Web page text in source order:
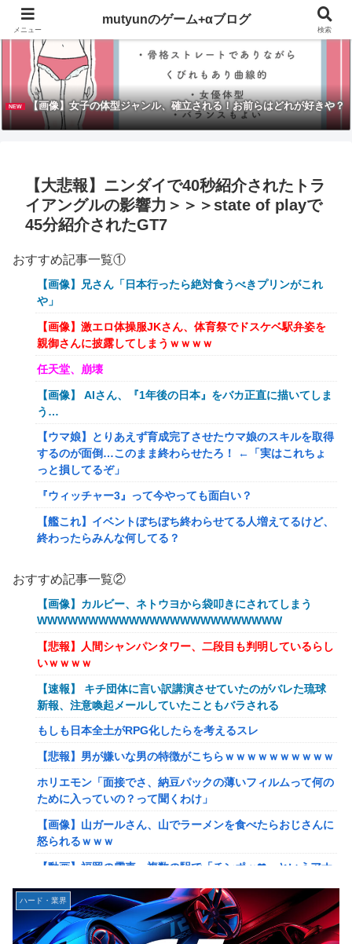
NEW 【画像】女子の体型ジャンル、確立される！お前らはどれが好きや？
【大悲報】ニンダイで40秒紹介されたトラ
イアングルの影響力＞＞＞state of playで
45分紹介されたGT7
おすすめ記事一覧①
【画像】兄さん「日本行ったら絶対食うべきプリンがこれ
や」
【画像】激エロ体操服JKさん、体育祭でドスケベ駅弁姿を
親御さんに披露してしまうｗｗｗｗ
任天堂、崩壊
【画像】 AIさん、『1年後の日本』をバカ正直に描いてしま
う…
【ウマ娘】とりあえず育成完了させたウマ娘のスキルを取得
するのが面倒…このまま終わらせたろ！ ←「実はこれちょ
っと損してるぞ」
『ウィッチャー3』って今やっても面白い？
【艦これ】イベントぼちぼち終わらせてる人増えてるけど、
終わったらみんな何してる？
【艦これ】けーかいじん 他
【艦これ】水着川内さん 他
洋服の青山、空調ウェアを発売ｗｗｗｗｗｗ
女「43億円注文して………キャンセルっと！」←こいつの目
的
【驚愕】マチアプで会った外国人からまさかの『こう』言わ
れたんやがこれワイ詰みか？？？？？？？
【動画】手術中に熊本地震直撃やばすぎる
避難所にベッドがない！と文句たらたらだった左派、実際に
避難所にベッドが搬入されてしまった結果……
『ドラクエの面白さのピークははがねのつるぎ買った時』←
これ
【韓日共同調査】「日本に良い印象」の韓国人54.3％ 13年
【スト6】竹内ジョン選手「どう考えても調整の時期がおか
しい。大会の真っただ中にコンセプトが変わるほどの調整、
大会が終わった後は微調整。趣旨が一貫してない」
おすすめ記事一覧②
【画像】カルビー、ネトウヨから袋叩きにされてしまう
WWWWWWWWWWWWWWWWWWWWWWWW
【悲報】人間シャンパンタワー、二段目も判明しているらし
いｗｗｗｗ
【速報】 キチ団体に言い訳講演させていたのがバレた琉球
新報、注意喚起メールしていたこともバラされる
もしも日本全土がRPG化したらを考えるスレ
【悲報】男が嫌いな男の特徴がこちらｗｗｗｗｗｗｗｗｗｗ
ホリエモン「面接でさ、納豆パックの薄いフィルムって何の
ために入っていの？って聞くわけ」
【画像】山ガールさん、山でラーメンを食べたらおじさんに
怒られるｗｗｗ
【動画】福岡の電車、複数の駅で「チンポッ❤」というアナ
【悲報】ショートスリーパー堀さん、対面で高須幹弥にブチ
ギレるｗｗｗｗ
ハード・業界
メニュー
mutyunのゲーム+αブログ
検索